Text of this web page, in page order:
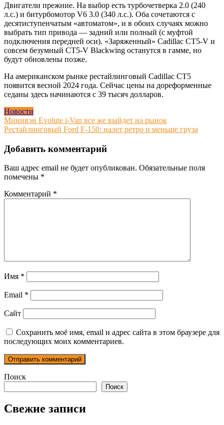
Двигатели прежние. На выбор есть турбочетверка 2.0 (240
л.с.) и битурбомотор V6 3.0 (340 л.с.). Оба сочетаются с
десятиступенчатым «автоматом», и в обоих случаях можно
выбрать тип привода — задний или полный (с муфтой
подключения передней оси). «Заряженный» Cadillac CT5-V и
совсем безумный CT5-V Blackwing останутся в гамме, но
будут обновлены позже.
На американском рынке рестайлинговый Cadillac CT5
появится весной 2024 года. Сейчас цены на дореформенные
седаны здесь начинаются с 39 тысяч долларов.
Новости
Навигация
по
записям
Минивэн Evolute i-Van все же выйдет на рынок
Рестайлинговый Ford F-150: налет ретро и меньше груза
Добавить комментарий
Ваш адрес email не будет опубликован. Обязательные поля
помечены *
Комментарий *
Имя *
Email *
Сайт
Сохранить моё имя, email и адрес сайта в этом браузере для
последующих моих комментариев.
Поиск
Поиск
Свежие записи